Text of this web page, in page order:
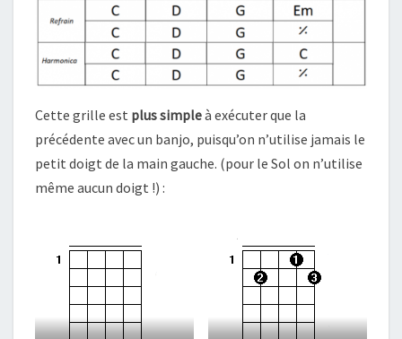
Cette grille est plus simpleà exécuter que la
précédente avec un banjo, puisqu’on n’utilise jamais le
petit doigt de la main gauche. (pour le Sol on n’utilise
même aucun doigt !) :